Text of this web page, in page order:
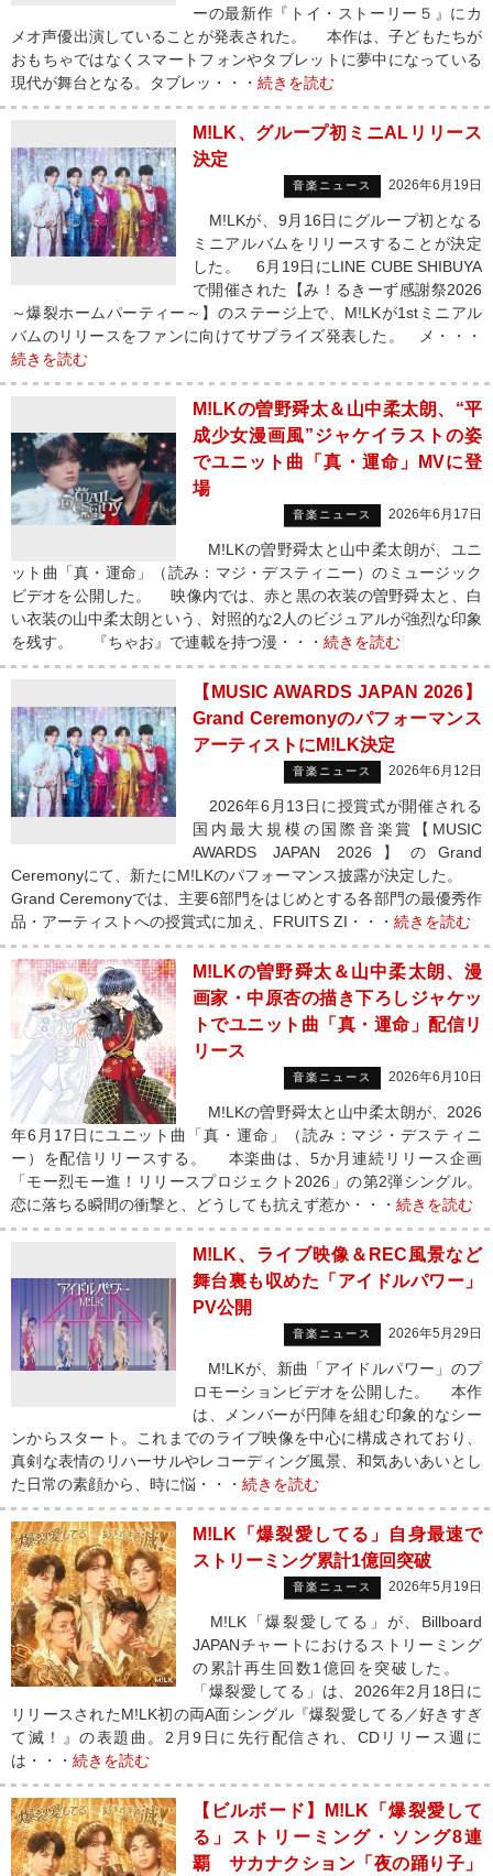
ーの最新作『トイ・ストーリー５』にカ
メオ声優出演していることが発表された。 本作は、子どもたちが
おもちゃではなくスマートフォンやタブレットに夢中になっている
現代が舞台となる。タブレッ・・・ 続きを読む
M!LK、グループ初ミニALリリース
決定
音楽ニュース 2026年6月19日
M!LKが、9月16日にグループ初となる
ミニアルバムをリリースすることが決定
した。 6月19日にLINE CUBE SHIBUYA
で開催された【み！るきーず感謝祭2026
～爆裂ホームパーティー～】のステージ上で、M!LKが1stミニアル
バムのリリースをファンに向けてサプライズ発表した。 メ・・・
続きを読む
M!LKの曽野舜太＆山中柔太朗、“平
成少女漫画風”ジャケイラストの姿
でユニット曲「真・運命」MVに登
場
音楽ニュース 2026年6月17日
M!LKの曽野舜太と山中柔太朗が、ユニ
ット曲「真・運命」（読み：マジ・デスティニー）のミュージック
ビデオを公開した。 映像内では、赤と黒の衣装の曽野舜太と、白
い衣装の山中柔太朗という、対照的な2人のビジュアルが強烈な印象
を残す。 『ちゃお』で連載を持つ漫・・・ 続きを読む
【MUSIC AWARDS JAPAN 2026】
Grand Ceremonyのパフォーマンス
アーティストにM!LK決定
音楽ニュース 2026年6月12日
2026年6月13日に授賞式が開催される
国内最大規模の国際音楽賞【MUSIC
AWARDS JAPAN 2026】のGrand
Ceremonyにて、新たにM!LKのパフォーマンス披露が決定した。
Grand Ceremonyでは、主要6部門をはじめとする各部門の最優秀作
品・アーティストへの授賞式に加え、FRUITS ZI・・・ 続きを読む
M!LKの曽野舜太＆山中柔太朗、漫
画家・中原杏の描き下ろしジャケッ
トでユニット曲「真・運命」配信リ
リース
音楽ニュース 2026年6月10日
M!LKの曽野舜太と山中柔太朗が、2026
年6月17日にユニット曲「真・運命」（読み：マジ・デスティニ
ー）を配信リリースする。 本楽曲は、5か月連続リリース企画
「モー烈モー進！リリースプロジェクト2026」の第2弾シングル。
恋に落ちる瞬間の衝撃と、どうしても抗えず惹か・・・ 続きを読む
M!LK、ライブ映像＆REC風景など
舞台裏も収めた「アイドルパワー」
PV公開
音楽ニュース 2026年5月29日
M!LKが、新曲「アイドルパワー」のプ
ロモーションビデオを公開した。 本作
は、メンバーが円陣を組む印象的なシー
ンからスタート。これまでのライブ映像を中心に構成されており、
真剣な表情のリハーサルやレコーディング風景、和気あいあいとし
た日常の素顔から、時に悩・・・ 続きを読む
M!LK「爆裂愛してる」自身最速で
ストリーミング累計1億回突破
音楽ニュース 2026年5月19日
M!LK「爆裂愛してる」が、Billboard
JAPANチャートにおけるストリーミング
の累計再生回数1億回を突破した。
「爆裂愛してる」は、2026年2月18日に
リリースされたM!LK初の両A面シングル『爆裂愛してる／好きすぎ
て滅！』の表題曲。2月9日に先行配信され、CDリリース週に
は・・・ 続きを読む
【ビルボード】M!LK「爆裂愛して
る」ストリーミング・ソング8連
覇 サカナクション「夜の踊り子」